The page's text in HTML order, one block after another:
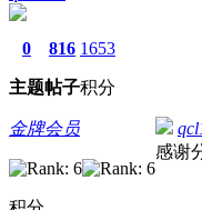
0
主题
816
帖子
1653
积分
金牌会员
感谢